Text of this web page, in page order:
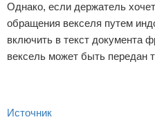
Однако, если держатель
обращения векселя путем
включить в текст документа
вексель может быть передан
Источник